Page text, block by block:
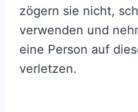
zögern sie nicht,
verwenden und
eine Person auf
verletzen.